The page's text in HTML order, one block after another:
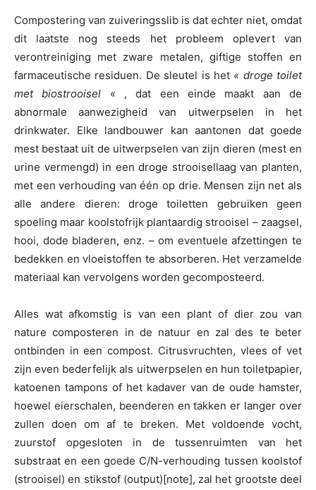
Compostering van zuiveringsslib is dat echter niet, omdat
dit laatste nog steeds het probleem oplevert van
verontreiniging met zware metalen, giftige stoffen en
farmaceutische residuen. De sleutel is het « droge toilet
met biostrooisel « , dat een einde maakt aan de
abnormale aanwezigheid van uitwerpselen in het
drinkwater. Elke landbouwer kan aantonen dat goede
mest bestaat uit de uitwerpselen van zijn dieren (mest en
urine vermengd) in een droge strooisellaag van planten,
met een verhouding van één op drie. Mensen zijn net als
alle andere dieren: droge toiletten gebruiken geen
spoeling maar koolstofrijk plantaardig strooisel – zaagsel,
hooi, dode bladeren, enz. – om eventuele afzettingen te
bedekken en vloeistoffen te absorberen. Het verzamelde
materiaal kan vervolgens worden gecomposteerd.
Alles wat afkomstig is van een plant of dier zou van
nature composteren in de natuur en zal des te beter
ontbinden in een compost. Citrusvruchten, vlees of vet
zijn even bederfelijk als uitwerpselen en hun toiletpapier,
katoenen tampons of het kadaver van de oude hamster,
hoewel eierschalen, beenderen en takken er langer over
zullen doen om af te breken. Met voldoende vocht,
zuurstof opgesloten in de tussenruimten van het
substraat en een goede C/N-verhouding tussen koolstof
(strooisel) en stikstof (output)[note], zal het grootste deel